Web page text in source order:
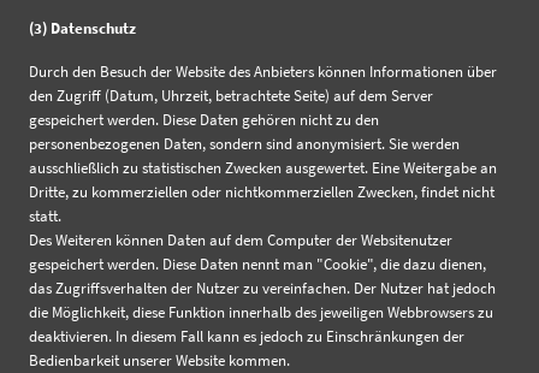
(3) Datenschutz
Durch den Besuch der Website des Anbieters können Informationen über
den Zugriff (Datum, Uhrzeit, betrachtete Seite) auf dem Server
gespeichert werden. Diese Daten gehören nicht zu den
personenbezogenen Daten, sondern sind anonymisiert. Sie werden
ausschließlich zu statistischen Zwecken ausgewertet. Eine Weitergabe an
Dritte, zu kommerziellen oder nichtkommerziellen Zwecken, findet nicht
statt.
Des Weiteren können Daten auf dem Computer der Websitenutzer
gespeichert werden. Diese Daten nennt man "Cookie", die dazu dienen,
das Zugriffsverhalten der Nutzer zu vereinfachen. Der Nutzer hat jedoch
die Möglichkeit, diese Funktion innerhalb des jeweiligen Webbrowsers zu
deaktivieren. In diesem Fall kann es jedoch zu Einschränkungen der
Bedienbarkeit unserer Website kommen.